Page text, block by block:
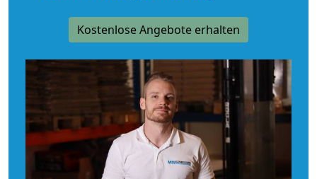
Kostenlose Angebote erhalten